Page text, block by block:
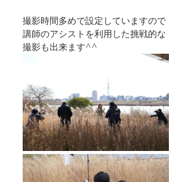
撮影時間多めで設定していますので
講師のアシストを利用した挑戦的な
撮影も出来ます^^